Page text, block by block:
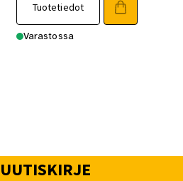
Tuotetiedot
Varastossa
UUTISKIRJE